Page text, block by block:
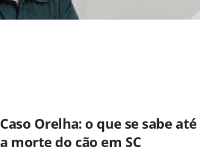
Caso Orelha: o que se sabe
a morte do cão em SC